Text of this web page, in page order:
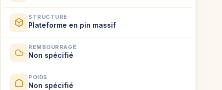
STRUCTURE
Plateforme en pin massif
REMBOURRAGE
Non spécifié
POIDS
Non spécifié